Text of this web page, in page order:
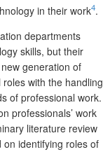
in their work4.
departments
skills, but their
generation of
with the handling
of professional work.
professionals’ work
literature review
identifying roles of